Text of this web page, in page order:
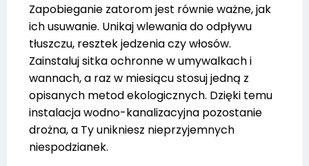
Zapobieganie zatorom jest równie ważne, jak
ich usuwanie. Unikaj wlewania do odpływu
tłuszczu, resztek jedzenia czy włosów.
Zainstaluj sitka ochronne w umywalkach i
wannach, a raz w miesiącu stosuj jedną z
opisanych metod ekologicznych. Dzięki temu
instalacja wodno-kanalizacyjna pozostanie
drożna, a Ty unikniesz nieprzyjemnych
niespodzianek.